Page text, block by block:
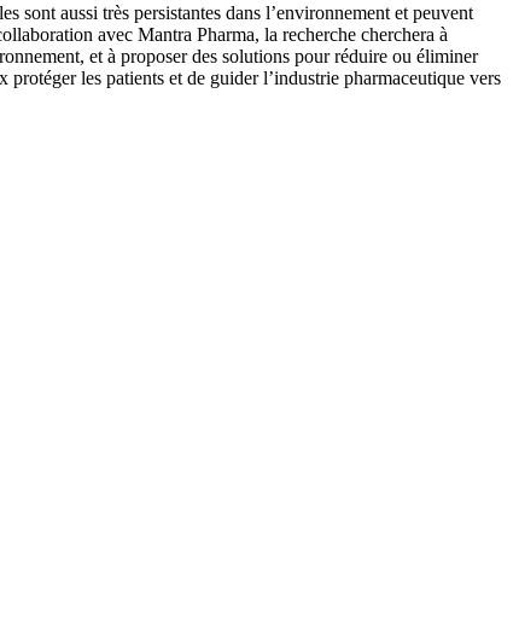
sont aussi très persistantes dans l’environnement et peuvent
avec Mantra Pharma, la recherche cherchera à
et à proposer des solutions pour réduire ou éliminer
les patients et de guider l’industrie pharmaceutique vers